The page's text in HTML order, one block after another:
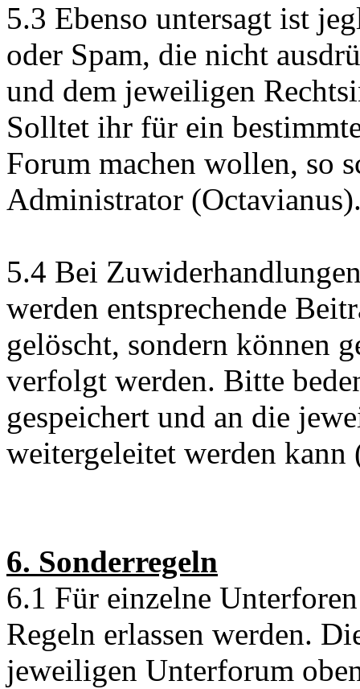
5.3 Ebenso untersagt ist
oder Spam, die nicht
und dem jeweiligen
Solltet ihr für ein
Forum machen wollen, so
Administrator
5.4 Bei
werden entsprechende
gelöscht, sondern können
verfolgt werden. Bitte
gespeichert und an die
weitergeleitet werden kann
6. Sonderregeln
6.1 Für einzelne
Regeln erlassen werden.
jeweiligen Unterforum